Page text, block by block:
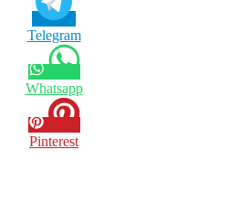
Telegram
Whatsapp
Pinterest